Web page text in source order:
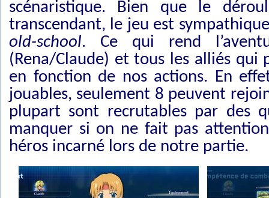
scénaristique. Bien que le
transcendant, le jeu est
old-school. Ce qui rend
(Rena/Claude) et tous les alliés
en fonction de nos actions. En
jouables, seulement 8 peuvent
plupart sont recrutables par des
manquer si on ne fait pas
héros incarné lors de notre partie.